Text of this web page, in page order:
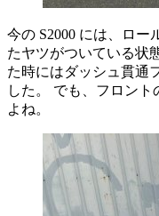
今の S2000 には、ロ
たヤツがついている状
た時にはダッシュ貫通
した。 でも、フロン
よね。